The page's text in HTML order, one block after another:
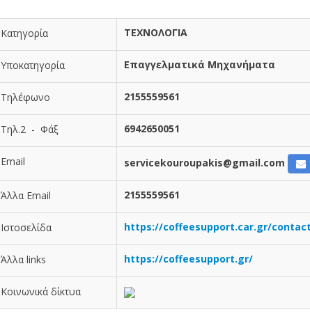
Κατηγορία ΤΕΧΝΟΛΟΓΙΑ
Υποκατηγορία Επαγγελματικά Μηχανήματα
Τηλέφωνο 2155559561
Τηλ.2 - Φάξ 6942650051
Email servicekouroupakis@gmail.com
Άλλα Email 2155559561
Ιστοσελίδα https://coffeesupport.car.gr/
Άλλα links https://coffeesupport.gr/
Κοινωνικά δίκτυα